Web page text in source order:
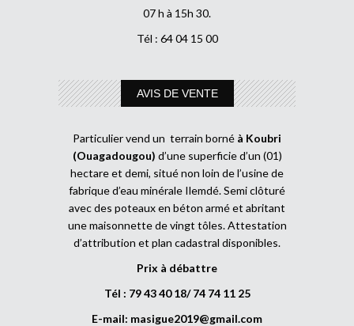
07 h à 15h 30.
Tél : 64 04 15 00
AVIS DE VENTE
Particulier vend un terrain borné à Koubri
(Ouagadougou) d’une superficie d’un (01)
hectare et demi, situé non loin de l’usine de
fabrique d’eau minérale Ilemdé. Semi clôturé
avec des poteaux en béton armé et abritant
une maisonnette de vingt tôles. Attestation
d’attribution et plan cadastral disponibles.
Prix à débattre
Tél : 79 43 40 18/ 74 74 11 25
E-mail: masigue2019@gmail.com